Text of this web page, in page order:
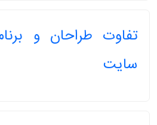
تفاوت طراحان و
سایت